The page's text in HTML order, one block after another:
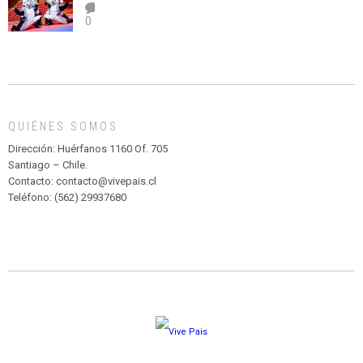
el
abuso”
TEATRO
Y
MADAGASCAR
PARQUE
HURATDO
0
QUIÉNES SOMOS
Dirección: Huérfanos 1160 Of. 705
Santiago – Chile.
Contacto: contacto@vivepais.cl
Teléfono: (562) 29937680